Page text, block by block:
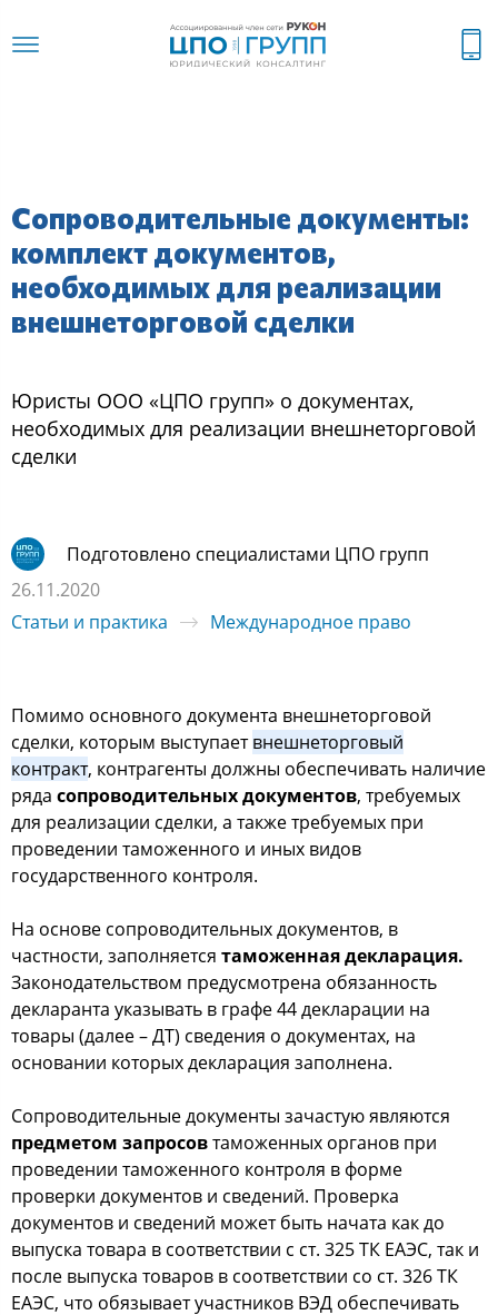
Сопроводительные документы:
комплект документов,
необходимых для реализации
внешнеторговой сделки
Юристы ООО «ЦПО групп» о документах,
необходимых для реализации внешнеторговой
сделки
Подготовлено специалистами ЦПО групп
26.11.2020
Статьи и практика
Международное право
Помимо основного документа внешнеторговой
сделки, которым выступаетвнешнеторговый
контракт, контрагенты должны обеспечивать наличие
ряда сопроводительных документов, требуемых
для реализации сделки, а также требуемых при
проведении таможенного и иных видов
государственного контроля.
На основе сопроводительных документов, в
частности, заполняется таможенная декларация.
Законодательством предусмотрена обязанность
декларанта указывать в графе 44 декларации на
товары (далее – ДТ) сведения о документах, на
основании которых декларация заполнена.
Сопроводительные документы зачастую являются
предметом запросовтаможенных органов при
проведении таможенного контроля в форме
проверки документов и сведений. Проверка
документов и сведений может быть начата как до
выпуска товара в соответствии с ст. 325 ТК ЕАЭС, так и
после выпуска товаров в соответствии со ст. 326 ТК
ЕАЭС, что обязывает участников ВЭД обеспечивать